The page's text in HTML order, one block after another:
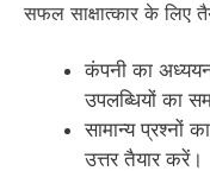
सफल साक्षात्कार के लिए
कंपनी का
उपलब्धियों का
सामान्य प्रश्नों
उत्तर तैयार करें।